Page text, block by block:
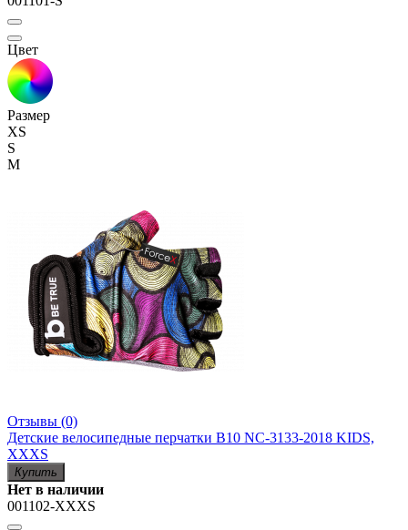
Цвет
Размер
XS
S
M
Отзывы (0)
Детские велосипедные перчатки B10 NC-3133-2018 KIDS,
XXXS
Купить
Нет в наличии
001102-XXXS